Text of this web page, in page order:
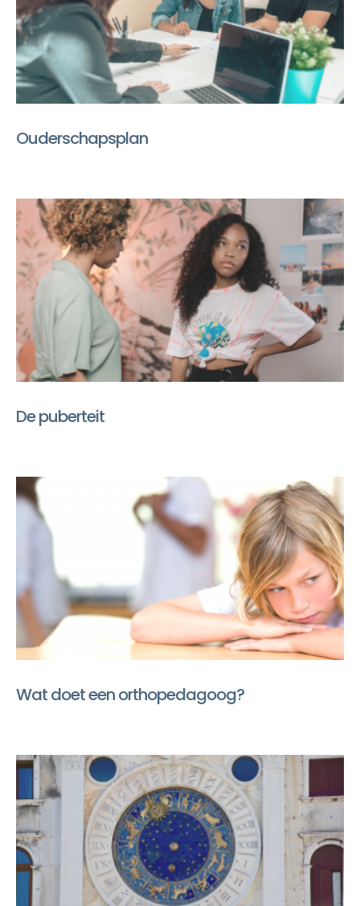
Ouderschapsplan
De puberteit
Wat doet een orthopedagoog?